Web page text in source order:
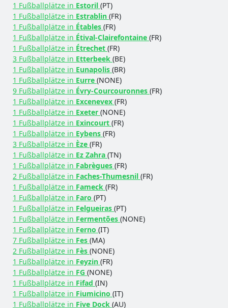
1 Fußballplätze in Estoril (PT)
1 Fußballplätze in Estrablin (FR)
1 Fußballplätze in Étables (FR)
1 Fußballplätze in Étival-Clairefontaine (FR)
1 Fußballplätze in Étrechet (FR)
3 Fußballplätze in Etterbeek (BE)
1 Fußballplätze in Eunapolis (BR)
1 Fußballplätze in Eurre (NONE)
9 Fußballplätze in Évry-Courcouronnes (FR)
1 Fußballplätze in Excenevex (FR)
1 Fußballplätze in Exeter (NONE)
1 Fußballplätze in Exincourt (FR)
1 Fußballplätze in Eybens (FR)
3 Fußballplätze in Èze (FR)
1 Fußballplätze in Ez Zahra (TN)
1 Fußballplätze in Fabrègues (FR)
2 Fußballplätze in Faches-Thumesnil (FR)
1 Fußballplätze in Fameck (FR)
1 Fußballplätze in Faro (PT)
1 Fußballplätze in Felgueiras (PT)
1 Fußballplätze in Fermentões (NONE)
1 Fußballplätze in Ferno (IT)
7 Fußballplätze in Fes (MA)
2 Fußballplätze in Fès (NONE)
1 Fußballplätze in Feyzin (FR)
1 Fußballplätze in FG (NONE)
1 Fußballplätze in Fifad (IN)
1 Fußballplätze in Fiumicino (IT)
1 Fußballplätze in Five Dock (AU)